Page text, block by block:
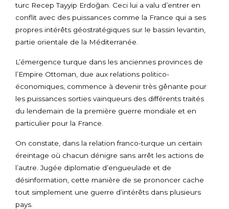
turc Recep Tayyip Erdoğan. Ceci lui a valu d’entrer en
conflit avec des puissances comme la France qui a ses
propres intérêts géostratégiques sur le bassin levantin,
partie orientale de la Méditerranée.
L’émergence turque dans les anciennes provinces de
l’Empire Ottoman, due aux relations politico-
économiques, commence à devenir très gênante pour
les puissances sorties vainqueurs des différents traités
du lendemain de la première guerre mondiale et en
particulier pour la France.
On constate, dans la relation franco-turque un certain
éreintage où chacun dénigre sans arrêt les actions de
l’autre. Jugée diplomatie d’engueulade et de
désinformation, cette manière de se prononcer cache
tout simplement une guerre d’intérêts dans plusieurs
pays.